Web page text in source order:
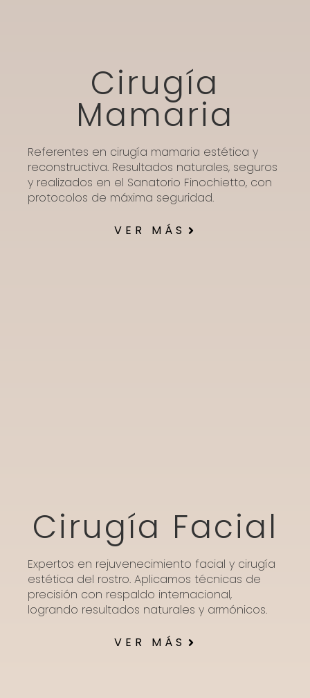
Cirugía
Mamaria
Referentes en cirugía mamaria estética y
reconstructiva. Resultados naturales, seguros
y realizados en el Sanatorio Finochietto, con
protocolos de máxima seguridad.
VER MÁS
Cirugía Facial
Expertos en rejuvenecimiento facial y cirugía
estética del rostro. Aplicamos técnicas de
precisión con respaldo internacional,
logrando resultados naturales y armónicos.
VER MÁS